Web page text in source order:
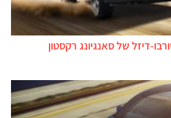
דיזל של סאנגיונג רקסטון